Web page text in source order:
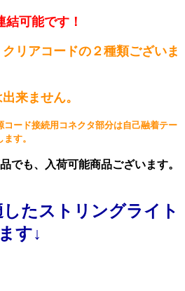
結可能です！
リアコードの２種類ございま
来ません。
ード接続用コネクタ部分は自己融着テー
す。
でも、入荷可能商品ございます。
したストリングライト
す↓